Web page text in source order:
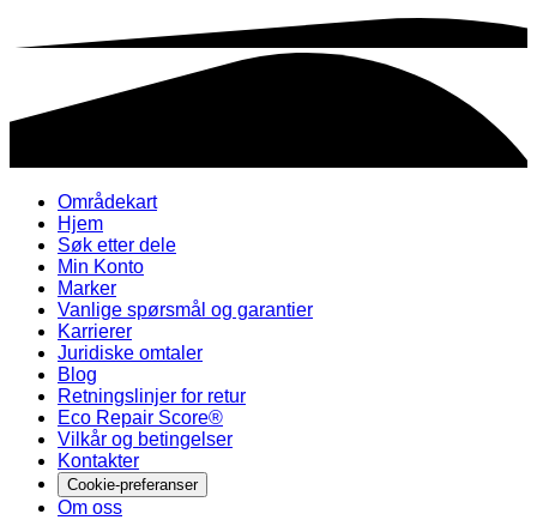
Områdekart
Hjem
Søk etter dele
Min Konto
Marker
Vanlige spørsmål og garantier
Karrierer
Juridiske omtaler
Blog
Retningslinjer for retur
Eco Repair Score®
Vilkår og betingelser
Kontakter
Cookie-preferanser
Om oss